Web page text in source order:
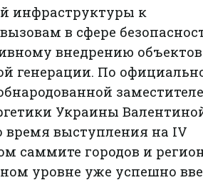
инфраструктуры к
в сфере
внедрению объектов
генерации. По
Украины
время выступления на IV
саммите городов и
уровне уже успешно